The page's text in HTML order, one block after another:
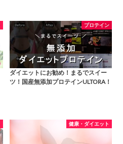
プロテイン
ダイエットにお勧め！まるでスイー
ツ！国産無添加プロテインULTORA！
健康・ダイエット